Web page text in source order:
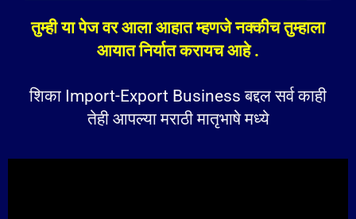
तुम्ही या पेज वर आला आहात म्हणजे नक्कीच तुम्हाला
आयात निर्यात करायच आहे .
शिका Import-Export Business बद्दल सर्व काही
तेही आपल्या मराठी मातृभाषे मध्ये